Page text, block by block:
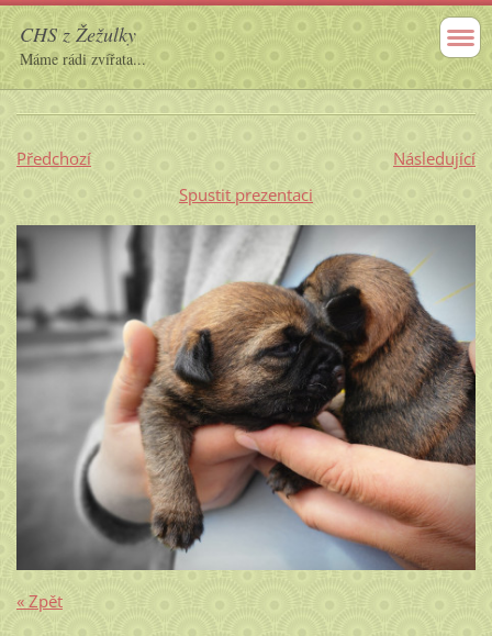
CHS z Žežulky
Máme rádi zvířata...
Předchozí
Následující
Spustit prezentaci
« Zpět